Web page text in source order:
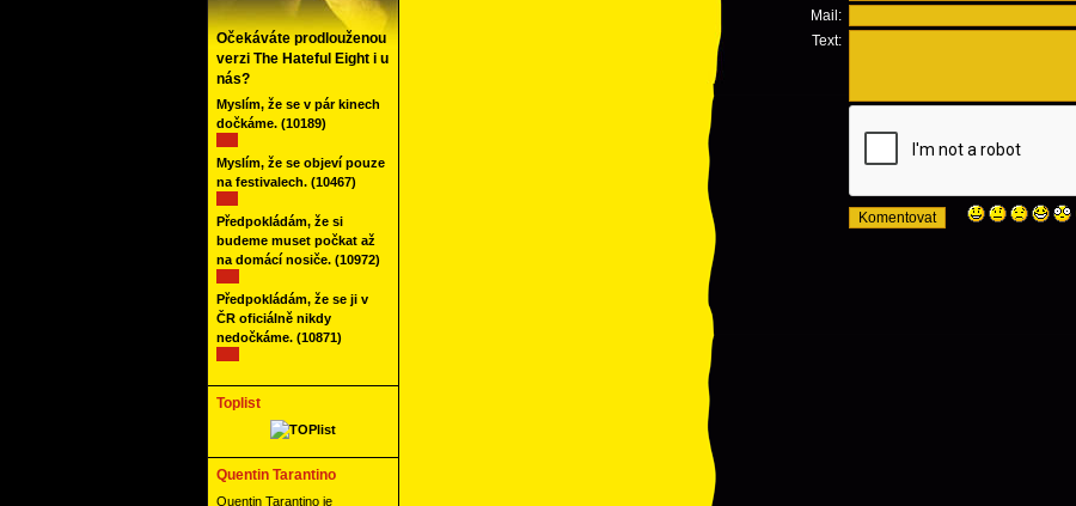
Mail:
Text:
Očekáváte prodlouženou
verzi The Hateful Eight i u
nás?
Myslím, že se v pár kinech
dočkáme.(10189)
Myslím, že se objeví pouze
na festivalech.(10467)
Předpokládám, že si
budeme muset počkat až
na domácí nosiče.(10972)
Předpokládám, že se ji v
ČR oficiálně nikdy
nedočkáme.(10871)
Toplist
Quentin Tarantino
Quentin Tarantino je